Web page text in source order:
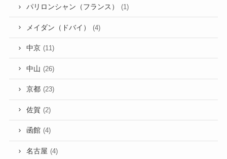
パリロンシャン（フランス） (1)
メイダン（ドバイ） (4)
中京 (11)
中山 (26)
京都 (23)
佐賀 (2)
函館 (4)
名古屋 (4)